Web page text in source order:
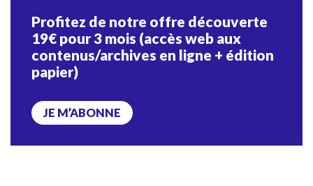
Profitez de notre offre découverte
19€ pour 3 mois (accès web aux
contenus/archives en ligne + édition
papier)
JE M’ABONNE